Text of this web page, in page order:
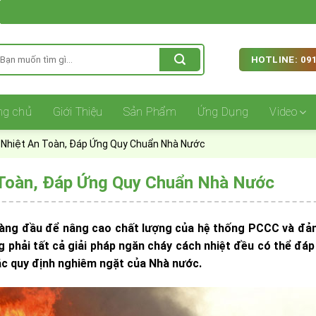
HOTLINE:
chủ Giới Thiệu Sản Phẩm Ứng Dụng Video
An Toàn, Đáp Ứng Quy Chuẩn Nhà Nước
Đáp Ứng Quy Chuẩn Nhà Nước
đầu để nâng cao chất lượng của hệ thống PCCC và
tất cả giải pháp ngăn cháy cách nhiệt đều có thể
quy định nghiêm ngặt của Nhà nước.